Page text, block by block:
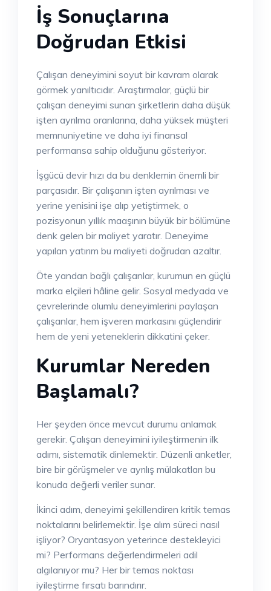
İş Sonuçlarına
Doğrudan Etkisi
Çalışan deneyimini soyut bir kavram olarak
görmek yanıltıcıdır. Araştırmalar, güçlü bir
çalışan deneyimi sunan şirketlerin daha düşük
işten ayrılma oranlarına, daha yüksek müşteri
memnuniyetine ve daha iyi finansal
performansa sahip olduğunu gösteriyor.
İşgücü devir hızı da bu denklemin önemli bir
parçasıdır. Bir çalışanın işten ayrılması ve
yerine yenisini işe alıp yetiştirmek, o
pozisyonun yıllık maaşının büyük bir bölümüne
denk gelen bir maliyet yaratır. Deneyime
yapılan yatırım bu maliyeti doğrudan azaltır.
Öte yandan bağlı çalışanlar, kurumun en güçlü
marka elçileri hâline gelir. Sosyal medyada ve
çevrelerinde olumlu deneyimlerini paylaşan
çalışanlar, hem işveren markasını güçlendirir
hem de yeni yeteneklerin dikkatini çeker.
Kurumlar Nereden
Başlamalı?
Her şeyden önce mevcut durumu anlamak
gerekir. Çalışan deneyimini iyileştirmenin ilk
adımı, sistematik dinlemektir. Düzenli anketler,
bire bir görüşmeler ve ayrılış mülakatları bu
konuda değerli veriler sunar.
İkinci adım, deneyimi şekillendiren kritik temas
noktalarını belirlemektir. İşe alım süreci nasıl
işliyor? Oryantasyon yeterince destekleyici
mi? Performans değerlendirmeleri adil
algılanıyor mu? Her bir temas noktası
iyileştirme fırsatı barındırır.